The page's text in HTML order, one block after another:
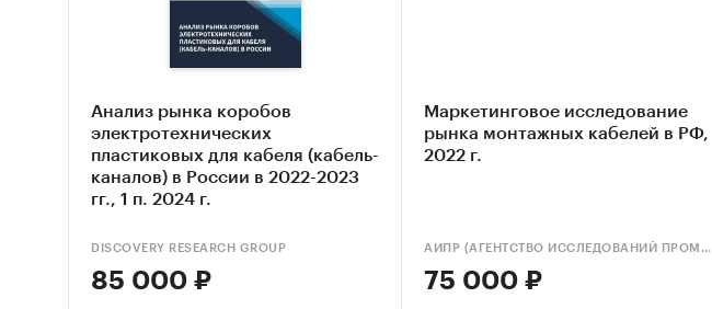
Анализ рынка коробов
электротехнических
пластиковых для кабеля (кабель-
каналов) в России в 2022-2023
гг., 1 п. 2024 г.
DISCOVERY RESEARCH GROUP
85 000 ₽
Маркетинговое исследование
рынка монтажных кабелей в РФ,
2022 г.
АИПР (АГЕНТСТВО ИССЛЕДОВАНИЙ ПРОМЫШЛЕННЫХ И ПОТРЕБИТЕЛЬСКИХ РЫНКОВ)
75 000 ₽